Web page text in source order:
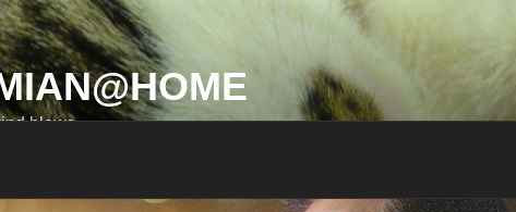
blows…